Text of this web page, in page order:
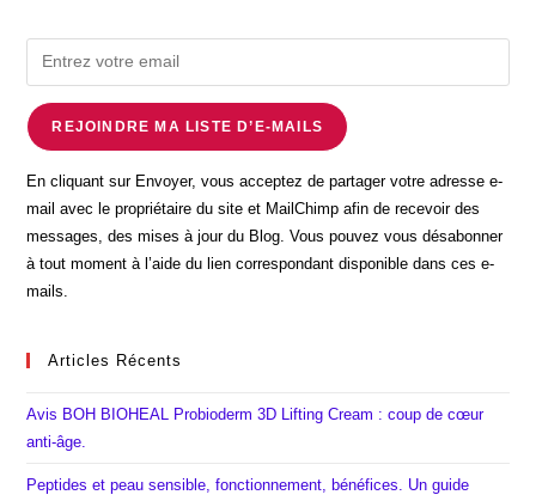
REJOINDRE MA LISTE D’E-MAILS
En cliquant sur Envoyer, vous acceptez de partager votre adresse e-
mail avec le propriétaire du site et MailChimp afin de recevoir des
messages, des mises à jour du Blog. Vous pouvez vous désabonner
à tout moment à l’aide du lien correspondant disponible dans ces e-
mails.
Articles Récents
Avis BOH BIOHEAL Probioderm 3D Lifting Cream : coup de cœur
anti-âge.
Peptides et peau sensible, fonctionnement, bénéfices. Un guide